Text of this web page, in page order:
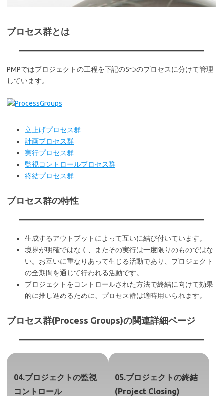
プロセス群とは
PMPではプロジェクトの工程を下記の5つのプロセスに分けて管理
しています。
立上げプロセス群
計画プロセス群
実行プロセス群
監視コントロールプロセス群
終結プロセス群
プロセス群の特性
生成するアウトプットによって互いに結び付いています。
境界が明確ではなく、またその実行は一度限りのものではな
い。お互いに重なりあって生じる活動であり、プロジェクト
の全期間を通じて行われる活動です。
プロジェクトをコントロールされた方法で終結に向けて効果
的に推し進めるために、プロセス群は適時用いられます。
プロセス群(Process Groups)の関連詳細ページ
04.プロジェクトの監視
コントロール
05.プロジェクトの終結
(Project Closing)